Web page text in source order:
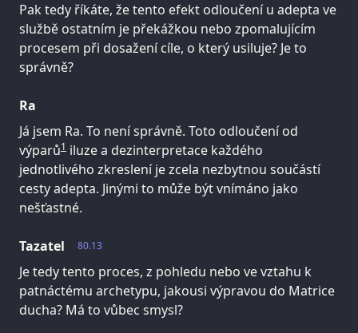
Pak tedy říkáte, že tento efekt odloučení u adepta ve
službě ostatním je překážkou nebo zpomalujícím
procesem při dosažení cíle, o který usiluje? Je to
správně?
Ra
Já jsem Ra. To není správně. Toto odloučení od
výparů1 iluze a dezinterpretace každého
jednotlivého zkreslení je zcela nezbytnou součástí
cesty adepta. Jinými to může být vnímáno jako
nešťastné.
80.13
Tazatel
Je tedy tento proces, z pohledu nebo ve vztahu k
patnáctému archetypu, jakousi výpravou do Matrice
ducha? Má to vůbec smysl?